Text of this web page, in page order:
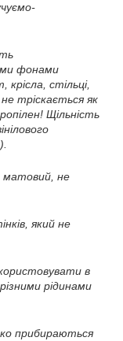
фонами
стільці,
тріскається як
Щільність
не
який не
в
рідинами
прибираються